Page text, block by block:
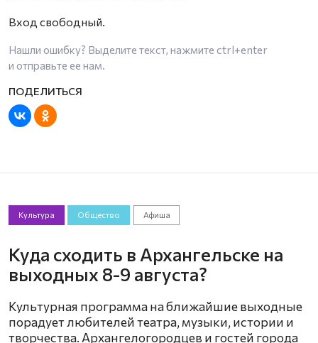
Вход свободный.
Нашли ошибку? Выделите текст, нажмите ctrl+enter
и отправьте ее нам.
Культура Общество Афиша
Куда сходить в Архангельске на
выходных 8-9 августа?
Культурная программа на ближайшие выходные
порадует любителей театра, музыки, истории и
творчества. Архангелогородцев и гостей города